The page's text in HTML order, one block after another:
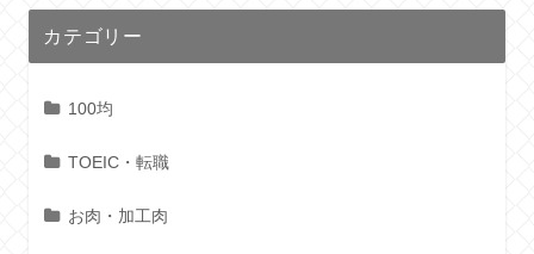
カテゴリー
100均
TOEIC・転職
お肉・加工肉